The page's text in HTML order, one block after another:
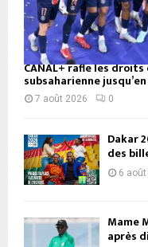
CANAL+ rafle les droits
subsaharienne jusqu’en
7 août 2026 0
Dakar
des
6
Mame
après